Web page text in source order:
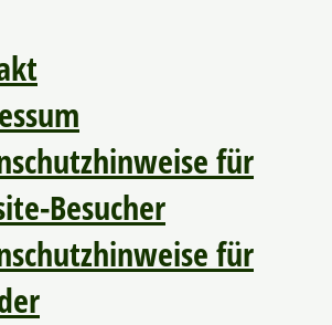
für
Besucher
für